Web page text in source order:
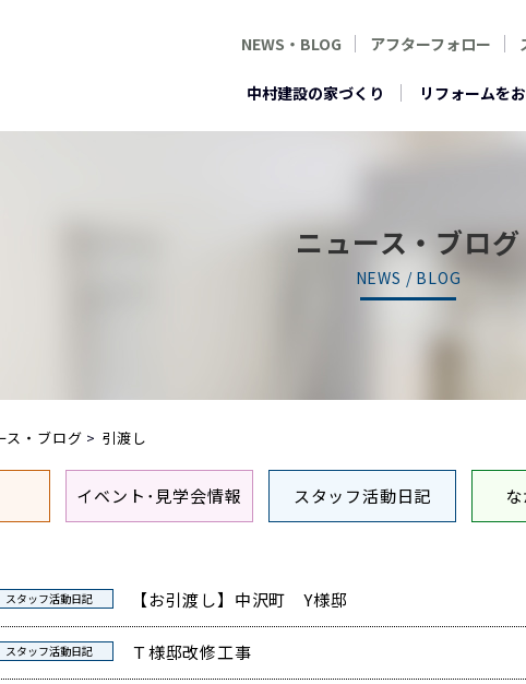
NEWS・BLOG アフターフォロー
中村建設の家づくり リフォームを
ニュース・ブログ
NEWS / BLOG
ス・ブログ 引渡し
イベント･見学会情報 スタッフ活動日記
スタッフ活動日記 【お引渡し】中沢町 Y様邸
スタッフ活動日記 Ｔ様邸改修工事